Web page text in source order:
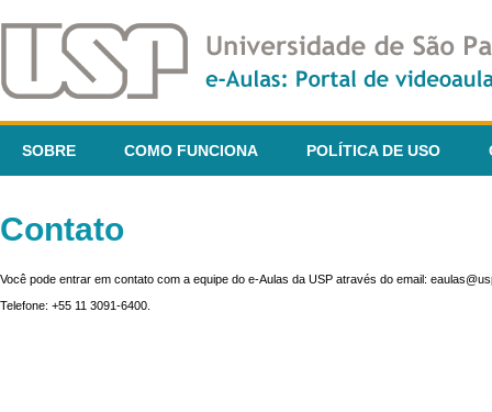
SOBRE COMO FUNCIONA POLÍTICA DE USO
Contato
Você pode entrar em contato com a equipe do e-Aulas da USP através do email:
Telefone: +55 11 3091-6400.